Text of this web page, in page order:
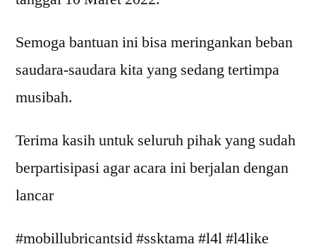
Semoga bantuan ini bisa meringankan beban
saudara-saudara kita yang sedang tertimpa
musibah.
Terima kasih untuk seluruh pihak yang sudah
berpartisipasi agar acara ini berjalan dengan
lancar
#mobillubricantsid #ssktama #l4l #l4like